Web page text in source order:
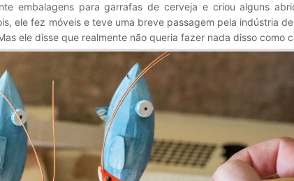
embalagens para garrafas de cerveja e criou alguns
ele fez móveis e teve uma breve passagem pela indústria
ele disse que realmente não queria fazer nada disso como